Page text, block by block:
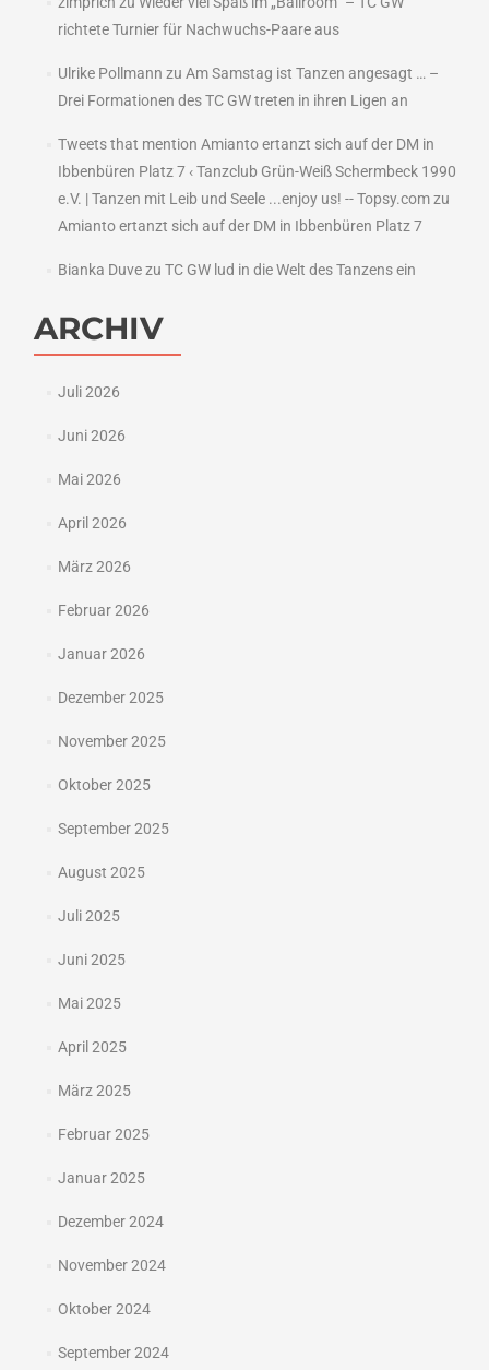
richtete Turnier für Nachwuchs-Paare aus
Ulrike Pollmann zu Am Samstag ist Tanzen angesagt … –
Drei Formationen des TC GW treten in ihren Ligen an
Tweets that mention Amianto ertanzt sich auf der DM in
Ibbenbüren Platz 7 ‹ Tanzclub Grün-Weiß Schermbeck 1990
e.V. | Tanzen mit Leib und Seele ...enjoy us! -- Topsy.comzu
Amianto ertanzt sich auf der DM in Ibbenbüren Platz 7
Bianka Duvezu TC GW lud in die Welt des Tanzens ein
ARCHIV
Juli 2026
Juni 2026
Mai 2026
April 2026
März 2026
Februar 2026
Januar 2026
Dezember 2025
November 2025
Oktober 2025
September 2025
August 2025
Juli 2025
Juni 2025
Mai 2025
April 2025
März 2025
Februar 2025
Januar 2025
Dezember 2024
November 2024
Oktober 2024
September 2024